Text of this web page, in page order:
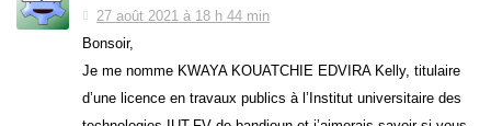
27 août 2021 à 18 h 44 min
Bonsoir,
Je me nomme KWAYA KOUATCHIE EDVIRA Kelly, titulaire
d’une licence en travaux publics à l’Institut universitaire des